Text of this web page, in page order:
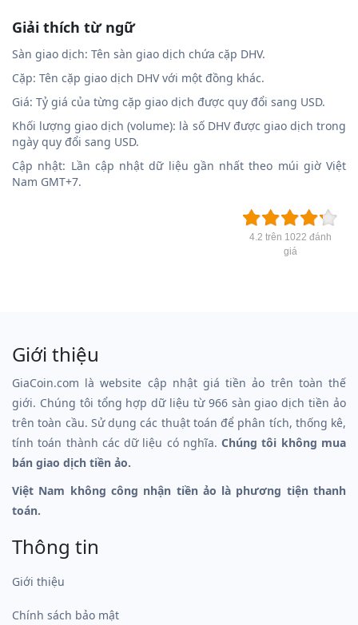
Giải thích từ ngữ
Sàn giao dịch: Tên sàn giao dịch chứa cặp DHV.
Cặp: Tên cặp giao dịch DHV với một đồng khác.
Giá: Tỷ giá của từng cặp giao dịch được quy đổi sang USD.
Khối lượng giao dịch (volume): là số DHV được giao dịch trong
ngày quy đổi sang USD.
Cập nhật: Lần cập nhật dữ liệu gần nhất theo múi giờ Việt
Nam GMT+7.
4.2 trên 1022 đánh
giá
Giới thiệu
GiaCoin.com là website cập nhật giá tiền ảo trên toàn thế
giới. Chúng tôi tổng hợp dữ liệu từ 966 sàn giao dịch tiền ảo
trên toàn cầu. Sử dụng các thuật toán để phân tích, thống kê,
tính toán thành các dữ liệu có nghĩa.Chúng tôi không mua
bán giao dịch tiền ảo.
Việt Nam không công nhận tiền ảo là phương tiện thanh
toán.
Thông tin
Giới thiệu
Chính sách bảo mật